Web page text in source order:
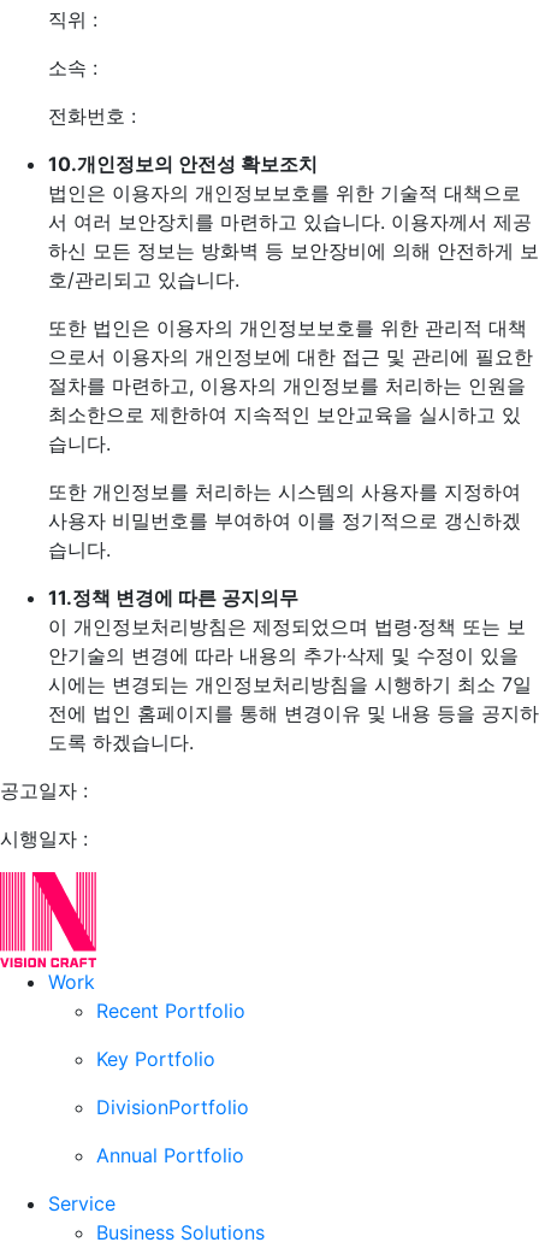
직위 :
소속 :
전화번호 :
10.개인정보의 안전성 확보조치
법인은 이용자의 개인정보보호를 위한 기술적 대책으로
서 여러 보안장치를 마련하고 있습니다. 이용자께서 제공
하신 모든 정보는 방화벽 등 보안장비에 의해 안전하게 보
호/관리되고 있습니다.
또한 법인은 이용자의 개인정보보호를 위한 관리적 대책
으로서 이용자의 개인정보에 대한 접근 및 관리에 필요한
절차를 마련하고, 이용자의 개인정보를 처리하는 인원을
최소한으로 제한하여 지속적인 보안교육을 실시하고 있
습니다.
또한 개인정보를 처리하는 시스템의 사용자를 지정하여
사용자 비밀번호를 부여하여 이를 정기적으로 갱신하겠
습니다.
11.정책 변경에 따른 공지의무
이 개인정보처리방침은 제정되었으며 법령·정책 또는 보
안기술의 변경에 따라 내용의 추가·삭제 및 수정이 있을
시에는 변경되는 개인정보처리방침을 시행하기 최소 7일
전에 법인 홈페이지를 통해 변경이유 및 내용 등을 공지하
도록 하겠습니다.
공고일자 :
시행일자 :
Work
Recent Portfolio
Key Portfolio
DivisionPortfolio
Annual Portfolio
Service
Business Solutions